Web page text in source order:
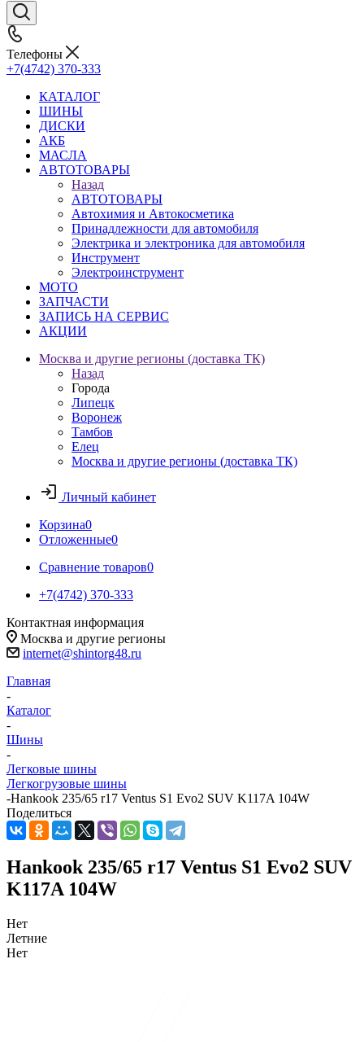
Телефоны
+7(4742) 370-333
КАТАЛОГ
ШИНЫ
ДИСКИ
АКБ
МАСЛА
АВТОТОВАРЫ
Назад
АВТОТОВАРЫ
Автохимия и Автокосметика
Принадлежности для автомобиля
Электрика и электроника для автомобиля
Инструмент
Электроинструмент
МОТО
ЗАПЧАСТИ
ЗАПИСЬ НА СЕРВИС
АКЦИИ
Москва и другие регионы (доставка ТК)
Назад
Города
Липецк
Воронеж
Тамбов
Елец
Москва и другие регионы (доставка ТК)
Личный кабинет
Корзина0
Отложенные0
Сравнение товаров0
+7(4742) 370-333
Контактная информация
Москва и другие регионы
internet@shintorg48.ru
Главная
-
Каталог
-
Шины
-
Легковые шины
Легкогрузовые шины
-Hankook 235/65 r17 Ventus S1 Evo2 SUV K117A 104W
Поделиться
Hankook 235/65 r17 Ventus S1 Evo2 SUV
K117A 104W
Нет
Летние
Нет